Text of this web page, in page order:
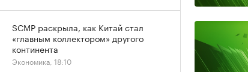
SCMP раскрыла, как Китай стал
«главным коллектором» другого
континента
Экономика, 18:10